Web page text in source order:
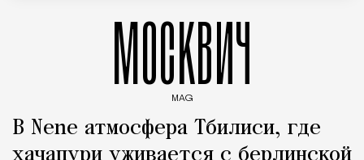
МОСКВИЧ
MAG
В Nene атмосфера Тбилиси, где
хачапури уживается с берлинской